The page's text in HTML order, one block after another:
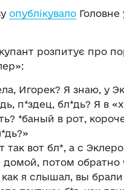
опублікувало Головне
розпитує про
Игорек? Я знаю, у
п*здец, бл*дь? Я в
*баный в рот,
так вот бл*, а с
потом обратно
как я слышал, вы